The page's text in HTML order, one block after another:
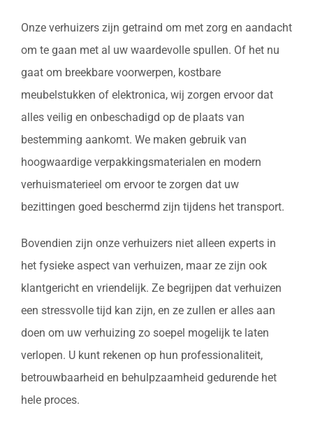
Onze verhuizers zijn getraind om met zorg en aandacht
om te gaan met al uw waardevolle spullen. Of het nu
gaat om breekbare voorwerpen, kostbare
meubelstukken of elektronica, wij zorgen ervoor dat
alles veilig en onbeschadigd op de plaats van
bestemming aankomt. We maken gebruik van
hoogwaardige verpakkingsmaterialen en modern
verhuismaterieel om ervoor te zorgen dat uw
bezittingen goed beschermd zijn tijdens het transport.
Bovendien zijn onze verhuizers niet alleen experts in
het fysieke aspect van verhuizen, maar ze zijn ook
klantgericht en vriendelijk. Ze begrijpen dat verhuizen
een stressvolle tijd kan zijn, en ze zullen er alles aan
doen om uw verhuizing zo soepel mogelijk te laten
verlopen. U kunt rekenen op hun professionaliteit,
betrouwbaarheid en behulpzaamheid gedurende het
hele proces.